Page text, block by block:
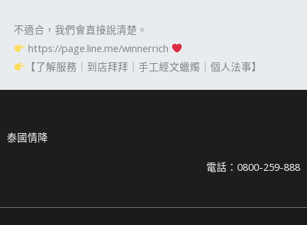
不適合，我們會直接說清楚。
https://page.line.me/winnerrich
【了解服務｜到店拜拜｜手工經文蠟燭｜個人法事】
泰國情降
電話：0800-259-888